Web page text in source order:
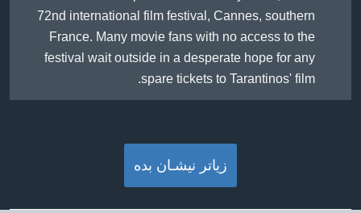
72nd international film festival, Cannes, southern
France. Many movie fans with no access to the
festival wait outside in a desperate hope for any
spare tickets to Tarantinos' film.
زیاتر نیشـان بده‌